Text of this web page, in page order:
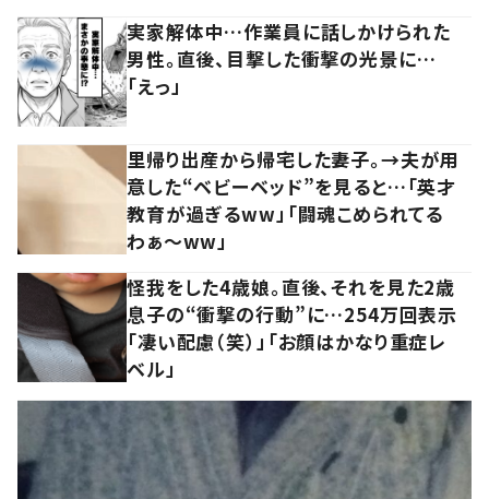
実家解体中…作業員に話しかけられた
男性。直後、目撃した衝撃の光景に…
「えっ」
里帰り出産から帰宅した妻子。→夫が用
意した“ベビーベッド”を見ると…「英才
教育が過ぎるww」「闘魂こめられてる
わぁ～ww」
怪我をした4歳娘。直後、それを見た2歳
息子の“衝撃の行動”に…254万回表示
「凄い配慮（笑）」「お顔はかなり重症レ
ベル」